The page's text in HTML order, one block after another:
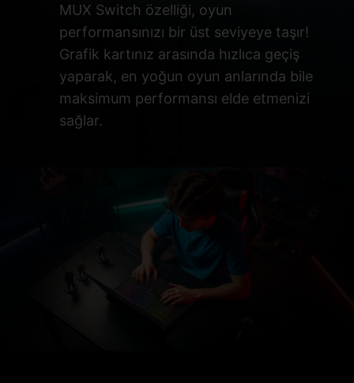
MUX Switch özelliği, oyun
performansınızı bir üst seviyeye taşır!
Grafik kartınız arasında hızlıca geçiş
yaparak, en yoğun oyun anlarında bile
maksimum performansı elde etmenizi
sağlar.